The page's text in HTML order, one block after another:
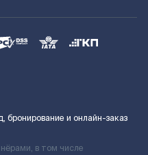
и онлайн-заказ
в том числе